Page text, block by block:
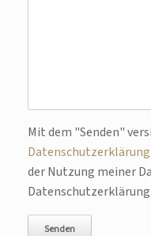
Bitte lasse dieses Feld
Mit dem "Senden"
Datenschutzerklärung
der Nutzung meiner
Datenschutzerklärung